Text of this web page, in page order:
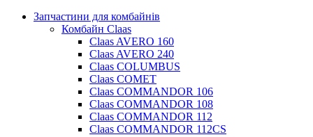
Запчастини для комбайнів
Комбайн Claas
Claas AVERO 160
Claas AVERO 240
Claas COLUMBUS
Claas COMET
Claas COMMANDOR 106
Claas COMMANDOR 108
Claas COMMANDOR 112
Claas COMMANDOR 112CS